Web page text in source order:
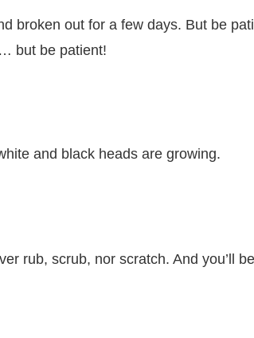
broken out for a few days. But be
but be patient!
and black heads are growing.
rub, scrub, nor scratch. And you’ll